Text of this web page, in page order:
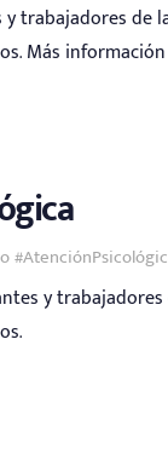
trabajadores de la
Más
y trabajadores